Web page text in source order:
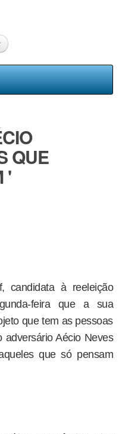
QUE
'
candidata à reeleição
feira que a sua
que tem as pessoas
adversário Aécio Neves
que só pensam